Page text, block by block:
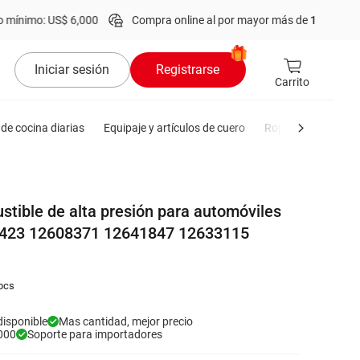
US$ 6,000 Compra online al por mayor más de1 millón de
Iniciar sesión Registrarse
Carrito
cocina diarias Equipaje y artículos de cuero Ropa de hombre
de alta presión para automóviles
12608371 12641847 12633115
Mas cantidad, mejor precio
Soporte para importadores